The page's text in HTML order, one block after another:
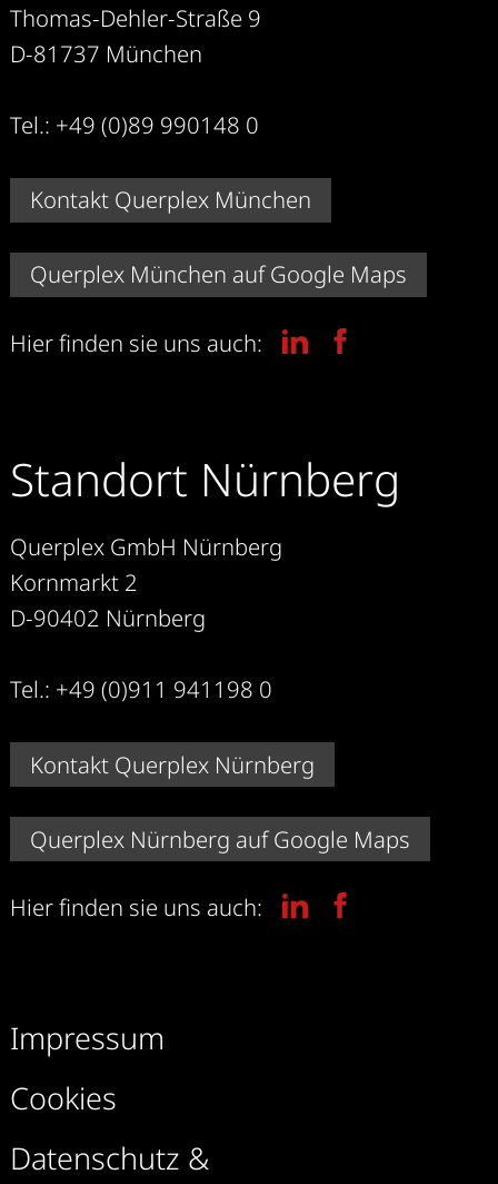
Thomas-Dehler-Straße 9
D-81737 München
Tel.: +49 (0)89 990148 0
Kontakt Querplex München
Querplex München auf Google Maps
Hier finden sie uns auch:
Standort Nürnberg
Querplex GmbH Nürnberg
Kornmarkt 2
D-90402 Nürnberg
Tel.: +49 (0)911 941198 0
Kontakt Querplex Nürnberg
Querplex Nürnberg auf Google Maps
Hier finden sie uns auch:
Impressum
Cookies
Datenschutz &